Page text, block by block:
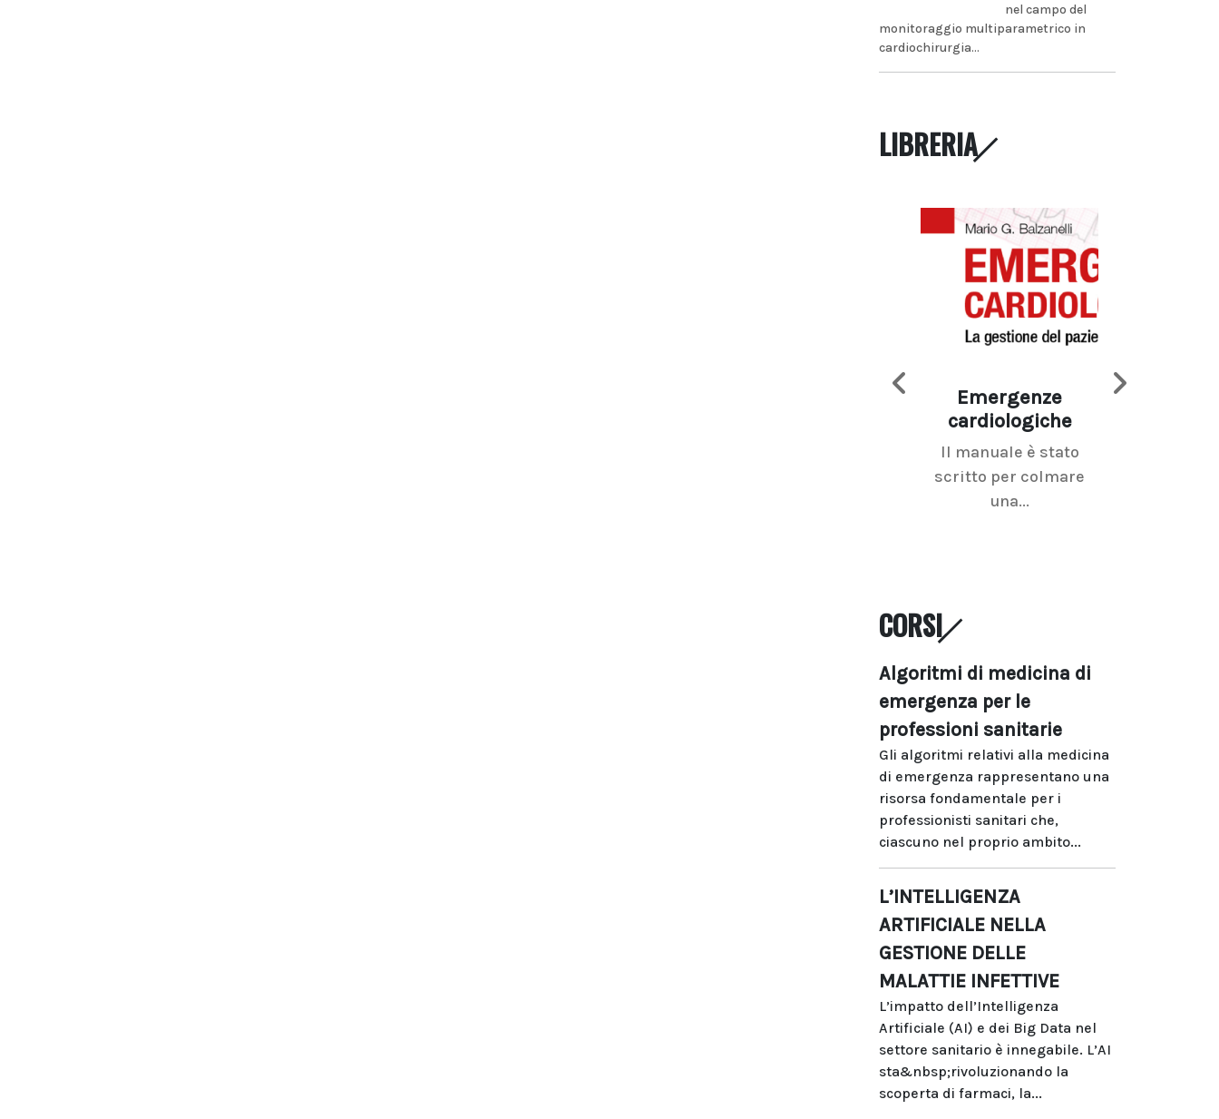
nel campo del
monitoraggio multiparametrico in
cardiochirurgia...
LIBRERIA
Emergenze
cardiologiche
Il manuale è stato
scritto per colmare
una...
CORSI
Algoritmi di medicina di
emergenza per le
professioni sanitarie
Gli algoritmi relativi alla medicina
di emergenza rappresentano una
risorsa fondamentale per i
professionisti sanitari che,
ciascuno nel proprio ambito...
L’INTELLIGENZA
ARTIFICIALE NELLA
GESTIONE DELLE
MALATTIE INFETTIVE
L’impatto dell’Intelligenza
Artificiale (AI) e dei Big Data nel
settore sanitario è innegabile. L’AI
sta&nbsp;rivoluzionando la
scoperta di farmaci, la...